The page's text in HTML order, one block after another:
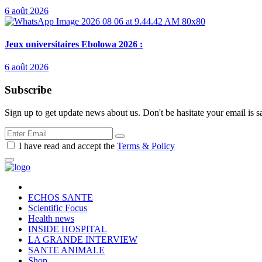
6 août 2026
Jeux universitaires Ebolowa 2026 :
6 août 2026
Subscribe
Sign up to get update news about us. Don't be hasitate your email is
I have read and accept the Terms & Policy
ECHOS SANTE
Scientific Focus
Health news
INSIDE HOSPITAL
LA GRANDE INTERVIEW
SANTE ANIMALE